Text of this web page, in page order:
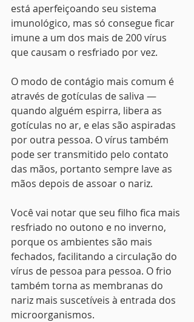
está aperfeiçoando seu sistema
imunológico, mas só consegue ficar
imune a um dos mais de 200 vírus
que causam o resfriado por vez.
O modo de contágio mais comum é
através de gotículas de saliva —
quando alguém espirra, libera as
gotículas no ar, e elas são aspiradas
por outra pessoa. O vírus também
pode ser transmitido pelo contato
das mãos, portanto sempre lave as
mãos depois de assoar o nariz.
Você vai notar que seu filho fica mais
resfriado no outono e no inverno,
porque os ambientes são mais
fechados, facilitando a circulação do
vírus de pessoa para pessoa. O frio
também torna as membranas do
nariz mais suscetíveis à entrada dos
microorganismos.